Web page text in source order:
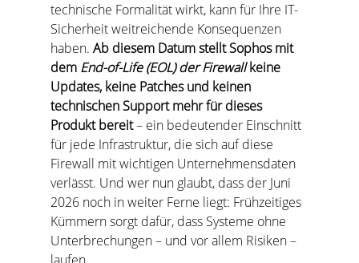
technische Formalität wirkt, kann für Ihre IT-
Sicherheit weitreichende Konsequenzen
haben. Ab diesem Datum stellt Sophos mit
dem End-of-Life (EOL) der Firewall keine
Updates, keine Patches und keinen
technischen Support mehr für dieses
Produkt bereit – ein bedeutender Einschnitt
für jede Infrastruktur, die sich auf diese
Firewall mit wichtigen Unternehmensdaten
verlässt. Und wer nun glaubt, dass der Juni
2026 noch in weiter Ferne liegt: Frühzeitiges
Kümmern sorgt dafür, dass Systeme ohne
Unterbrechungen – und vor allem Risiken –